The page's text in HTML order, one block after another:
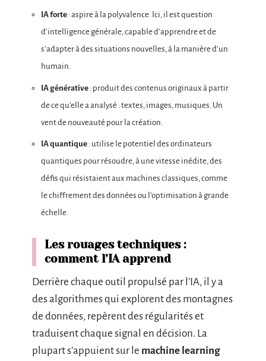
IA forte : aspire à la polyvalence. Ici, il est question
d’intelligence générale, capable d’apprendre et de
s’adapter à des situations nouvelles, à la manière d’un
humain.
IA générative : produit des contenus originaux à partir
de ce qu’elle a analysé : textes, images, musiques. Un
vent de nouveauté pour la création.
IA quantique : utilise le potentiel des ordinateurs
quantiques pour résoudre, à une vitesse inédite, des
défis qui résistaient aux machines classiques, comme
le chiffrement des données ou l’optimisation à grande
échelle.
Les rouages techniques :
comment l’IA apprend
Derrière chaque outil propulsé par l’IA, il y a
des algorithmes qui explorent des montagnes
de données, repèrent des régularités et
traduisent chaque signal en décision. La
plupart s’appuient sur le machine learning